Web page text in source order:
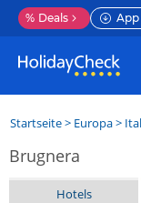
% Deals
Startseite> Europa>
Brugnera
Hotels